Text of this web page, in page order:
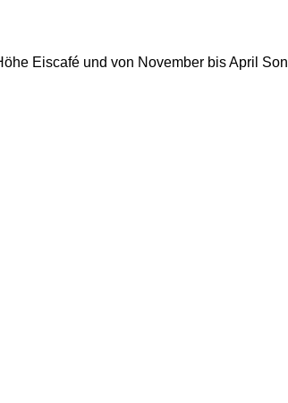
Eiscafé und von November bis April